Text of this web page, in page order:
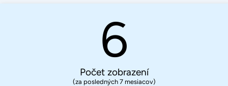
6
Počet zobrazení
(za posledných 7 mesiacov)